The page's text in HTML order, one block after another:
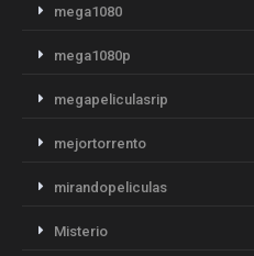
mega1080
mega1080p
megapeliculasrip
mejortorrento
mirandopeliculas
Misterio